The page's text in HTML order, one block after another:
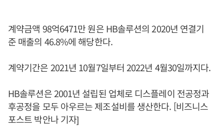
계약금액 98억6471만 원은 HB솔루션의 2020년 연결기
준 매출의 46.8%에 해당한다.
계약기간은 2021년 10월7일부터 2022년 4월30일까지다.
HB솔루션은 2001년 설립된 업체로 디스플레이 전공정과
후공정을 모두 아우르는 제조설비를 생산한다. [비즈니스
포스트 박안나 기자]